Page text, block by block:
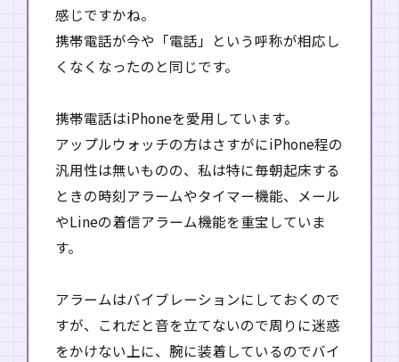
感じですかね。
携帯電話が今や「電話」という呼称が相応し
くなくなったのと同じです。
携帯電話はiPhoneを愛用しています。
アップルウォッチの方はさすがにiPhone程の
汎用性は無いものの、私は特に毎朝起床する
ときの時刻アラームやタイマー機能、メール
やLineの着信アラーム機能を重宝していま
す。
アラームはバイブレーションにしておくので
すが、これだと音を立てないので周りに迷惑
をかけない上に、腕に装着しているのでバイ